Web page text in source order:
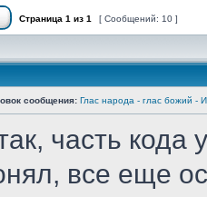
Страница 1 из 1 [ Сообщений: 10 ]
сообщения: Глас народа - глас божий -
часть кода
все еще